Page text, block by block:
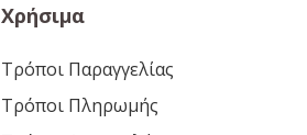
Χρήσιμα
Τρόποι Παραγγελίας
Τρόποι Πληρωμής